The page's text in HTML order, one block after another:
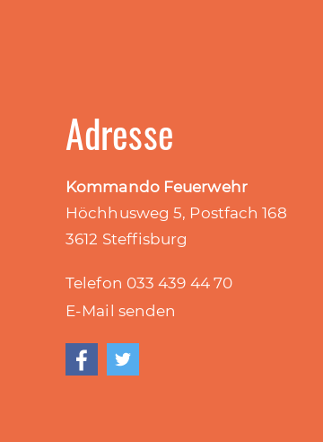
Adresse
Kommando Feuerwehr
Höchhusweg 5, Postfach 168
3612 Steffisburg
Telefon 033 439 44 70
E-Mail senden